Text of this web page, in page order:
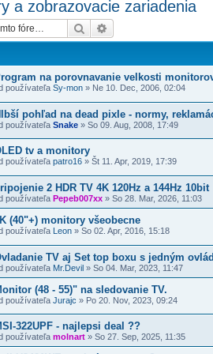
a zobrazovacie zariadenia
Hľadať
na porovnavanie velkosti
používateľa Sy-mon » Ne 10. Dec, 2006, 02:04
pohľad na dead pixle - normy,
používateľa Snake » So 09. Aug, 2008, 17:49
tv a monitory
používateľa patro16 » Št 11. Apr, 2019, 17:39
2 HDR TV 4K 120Hz a 144Hz 10bit
používateľa Pepeb007xx » So 28. Mar, 2026, 11:03
(40"+) monitory všeobecne
používateľa Leon » So 02. Apr, 2016, 15:18
TV aj Set top boxu s jedným
používateľa Mr.Devil » So 04. Mar, 2023, 11:47
(48 - 55)" na sledovanie TV.
používateľa Jurajc » Po 20. Nov, 2023, 09:24
322UPF - najlepsi deal ??
používateľa molnart » So 27. Sep, 2025, 11:35